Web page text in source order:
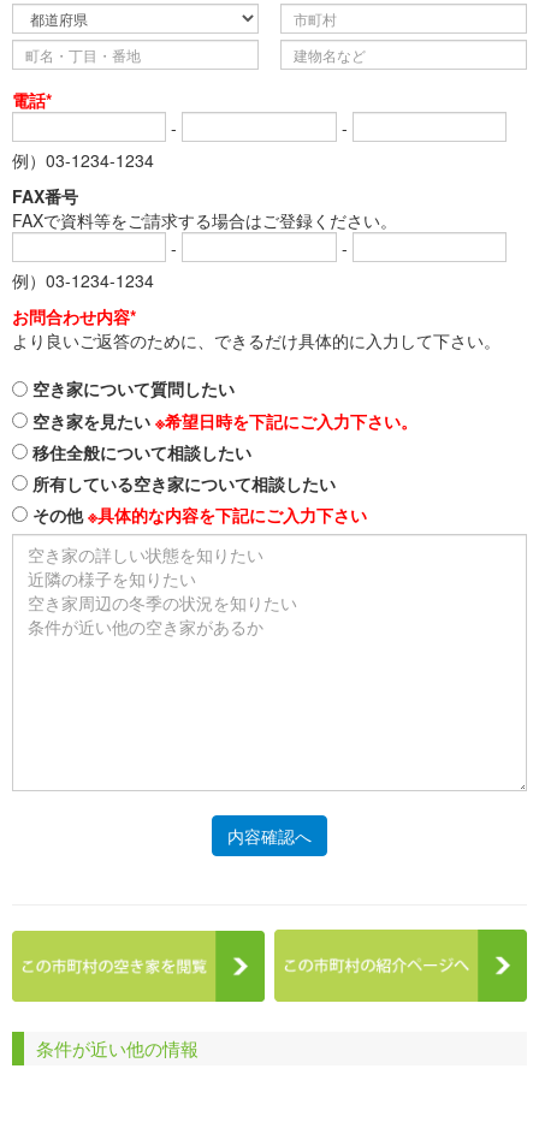
電話*
-
-
例）03-1234-1234
FAX番号
FAXで資料等をご請求する場合はご登録ください。
-
-
例）03-1234-1234
お問合わせ内容*
より良いご返答のために、できるだけ具体的に入力して下さい。
空き家について質問したい
空き家を見たい ※希望日時を下記にご入力下さい。
移住全般について相談したい
所有している空き家について相談したい
その他※具体的な内容を下記にご入力下さい
内容確認へ
条件が近い他の情報